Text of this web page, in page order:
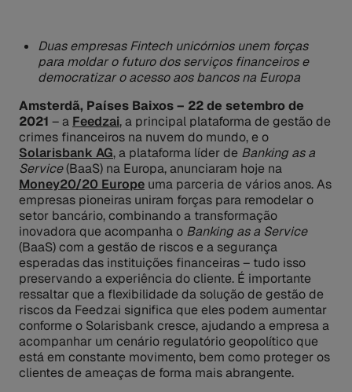
Duas empresas Fintech unicórnios unem forças
para moldar o futuro dos serviços financeiros e
democratizar o acesso aos bancos na Europa
Amsterdã, Países Baixos – 22 de setembro de
2021 – a Feedzai, a principal plataforma de gestão de
crimes financeiros na nuvem do mundo, e o
Solarisbank AG, a plataforma líder de Banking as a
Service(BaaS) na Europa, anunciaram hoje na
Money20/20 Europe uma parceria de vários anos. As
empresas pioneiras uniram forças para remodelar o
setor bancário, combinando a transformação
inovadora que acompanha o Banking as a Service
(BaaS) com a gestão de riscos e a segurança
esperadas das instituições financeiras – tudo isso
preservando a experiência do cliente. É importante
ressaltar que a flexibilidade da solução de gestão de
riscos da Feedzai significa que eles podem aumentar
conforme o Solarisbank cresce, ajudando a empresa a
acompanhar um cenário regulatório geopolítico que
está em constante movimento, bem como proteger os
clientes de ameaças de forma mais abrangente.